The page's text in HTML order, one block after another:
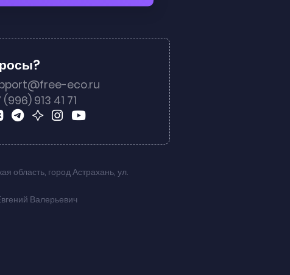
eco.ru
(996) 913 41 71
область, город Астрахань, ул.
Валерьевич